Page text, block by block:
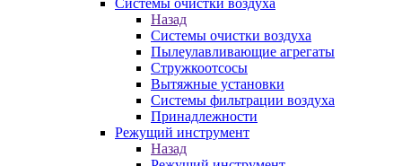
Системы очистки воздуха
Назад
Системы очистки воздуха
Пылеулавливающие агрегаты
Стружкоотсосы
Вытяжные установки
Системы фильтрации воздуха
Принадлежности
Режущий инструмент
Назад